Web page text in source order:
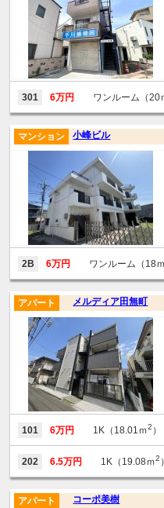
301 6万円 ワンルーム（20
小峰ビル
マンション
2B 6万円 ワンルーム（18
メルディア田無町
アパート
101 6万円 1K（18.01ｍ2 ）
202 6.5万円 1K（19.08ｍ2 ）
コーポ美樹
アパート